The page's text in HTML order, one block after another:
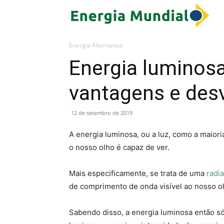
Energia Alternativa
Energia
vantagens e
12 de setembro de 2019
A energia luminosa, ou a luz, como a
o nosso olho é capaz de ver.
Mais especificamente, se trata de uma
de comprimento de onda visível ao nosso
Sabendo disso, a energia luminosa então